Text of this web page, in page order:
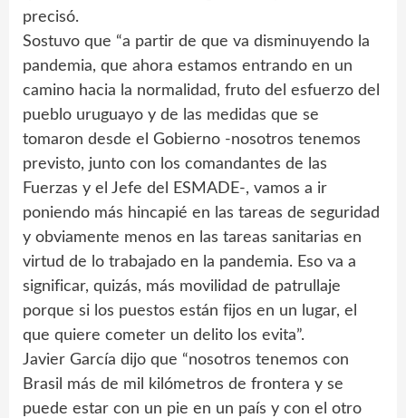
precisó.
Sostuvo que “a partir de que va disminuyendo la
pandemia, que ahora estamos entrando en un
camino hacia la normalidad, fruto del esfuerzo del
pueblo uruguayo y de las medidas que se
tomaron desde el Gobierno -nosotros tenemos
previsto, junto con los comandantes de las
Fuerzas y el Jefe del ESMADE-, vamos a ir
poniendo más hincapié en las tareas de seguridad
y obviamente menos en las tareas sanitarias en
virtud de lo trabajado en la pandemia. Eso va a
significar, quizás, más movilidad de patrullaje
porque si los puestos están fijos en un lugar, el
que quiere cometer un delito los evita”.
Javier García dijo que “nosotros tenemos con
Brasil más de mil kilómetros de frontera y se
puede estar con un pie en un país y con el otro